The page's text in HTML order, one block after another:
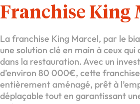
Franchise King
La franchise King Marcel, par le
une solution clé en main à ceux
dans la restauration. Avec un
d’environ 80 000€, cette
entièrement aménagé, prêt à
déplaçable tout en garantissant